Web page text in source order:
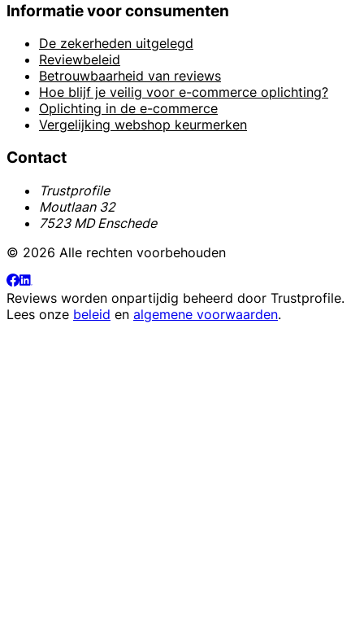
Informatie voor consumenten
De zekerheden uitgelegd
Reviewbeleid
Betrouwbaarheid van reviews
Hoe blijf je veilig voor e-commerce oplichting?
Oplichting in de e-commerce
Vergelijking webshop keurmerken
Contact
Trustprofile
Moutlaan 32
7523 MD Enschede
© 2026 Alle rechten voorbehouden
Reviews worden onpartijdig beheerd door Trustprofile.
Lees onze beleid en algemene voorwaarden.